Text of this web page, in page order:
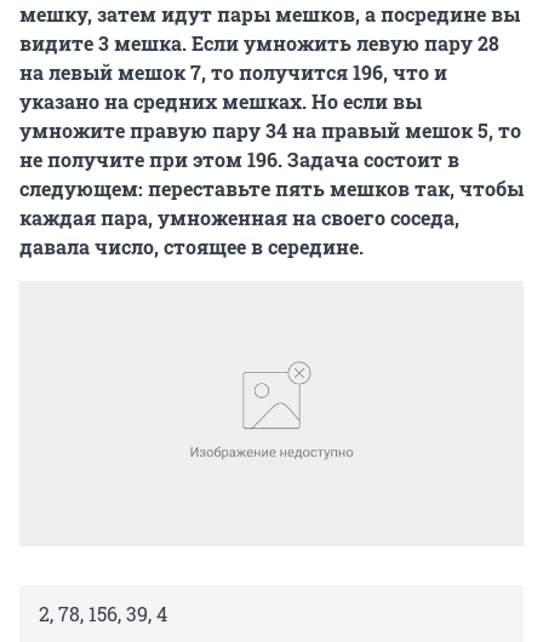
мешку, затем идут пары мешков, а посредине вы
видите 3 мешка. Если умножить левую пару 28
на левый мешок 7, то получится 196, что и
указано на средних мешках. Но если вы
умножите правую пару 34 на правый мешок 5, то
не получите при этом 196. Задача состоит в
следующем: переставьте пять мешков так, чтобы
каждая пара, умноженная на своего соседа,
давала число, стоящее в середине.
2, 78, 156, 39, 4